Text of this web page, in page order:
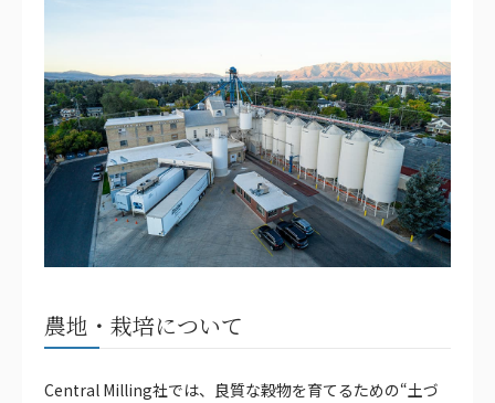
農地・栽培について
Central Milling社では、良質な穀物を育てるための“土づ